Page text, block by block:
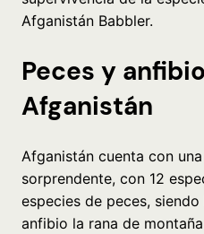
Afganistán Babbler.
Peces y
Afganistán
Afganistán cuenta con
sorprendente, con 12
especies de peces,
anfibio la rana de